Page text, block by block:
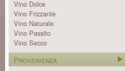
Vino Dolce
Vino Frizzante
Vino Naturale
Vino Passito
Vino Secco
Provenienza